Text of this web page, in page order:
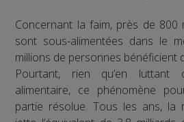
Concernant la faim, près de 800
sont sous-alimentées dans le
millions de personnes bénéficient
Pourtant, rien qu’en luttant
alimentaire, ce phénomène
partie résolue. Tous les ans, la